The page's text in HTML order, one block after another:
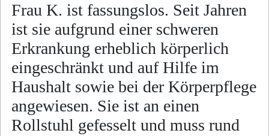
Frau K. ist fassungslos. Seit Jahren
ist sie aufgrund einer schweren
Erkrankung erheblich körperlich
eingeschränkt und auf Hilfe im
Haushalt sowie bei der Körperpflege
angewiesen. Sie ist an einen
Rollstuhl gefesselt und muss rund